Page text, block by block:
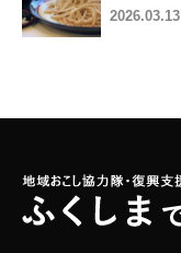
2026.03.13